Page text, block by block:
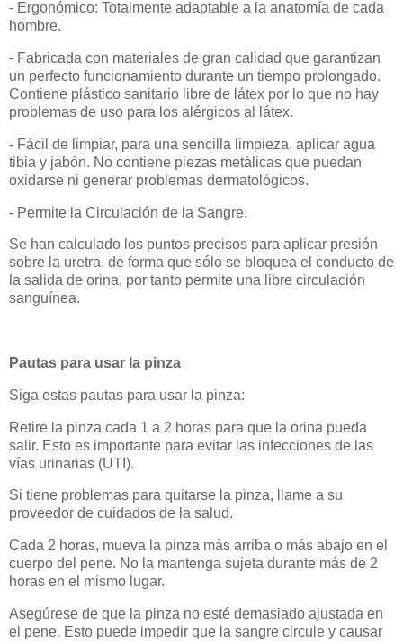
- Ergonómico: Totalmente adaptable a la anatomía de cada
hombre.
- Fabricada con materiales de gran calidad que garantizan
un perfecto funcionamiento durante un tiempo prolongado.
Contiene plástico sanitario libre de látex por lo que no hay
problemas de uso para los alérgicos al látex.
- Fácil de limpiar, para una sencilla limpieza, aplicar agua
tibia y jabón. No contiene piezas metálicas que puedan
oxidarse ni generar problemas dermatológicos.
- Permite la Circulación de la Sangre.
Se han calculado los puntos precisos para aplicar presión
sobre la uretra, de forma que sólo se bloquea el conducto de
la salida de orina, por tanto permite una libre circulación
sanguínea.
Pautas para usar la pinza
Siga estas pautas para usar la pinza:
Retire la pinza cada 1 a 2 horas para que la orina pueda
salir. Esto es importante para evitar las infecciones de las
vías urinarias (UTI).
Si tiene problemas para quitarse la pinza, llame a su
proveedor de cuidados de la salud.
Cada 2 horas, mueva la pinza más arriba o más abajo en el
cuerpo del pene. No la mantenga sujeta durante más de 2
horas en el mismo lugar.
Asegúrese de que la pinza no esté demasiado ajustada en
el pene. Esto puede impedir que la sangre circule y causar